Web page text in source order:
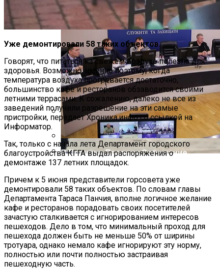
Международная Реакция На Тарифы
Трампа: Что Стоит На Кону
Кризис Безопасности На Гаити:
Ужасающая Реальность Безнадежной
Обстановки
В Полиции Провели Совещание
Накануне Крестного Хода В Киеве
Уже демонтировали 58 таких объектов.
Говорят, что питаться на свежем воздухе полезно для
здоровья. Возможно, именно поэтому, когда
температура воздуха прогревается достаточно,
большинство кафе и ресторанов обзаводится своими
летними террасами. К сожалению, далеко не все из
заведений получили разрешение на эти самые
пристройки, передает Хроника.инфо со ссылкой на
Информатор.
Так, только с начала лета Департамент городского
благоустройства КГГА выдал распоряжения о
демонтаже 137 летних площадок.
Причем к 5 июня представители горсовета уже
демонтировали 58 таких объектов. По словам главы
Департамента Тараса Панчия, вполне логичное желание
кафе и ресторанов порадовать своих посетителей
зачастую сталкивается с игнорированием интересов
пешеходов. Дело в том, что минимальный проход для
пешехода должен быть не меньше 50% от ширины
тротуара, однако немало кафе игнорируют эту норму,
полностью или почти полностью застраивая
пешеходную часть.